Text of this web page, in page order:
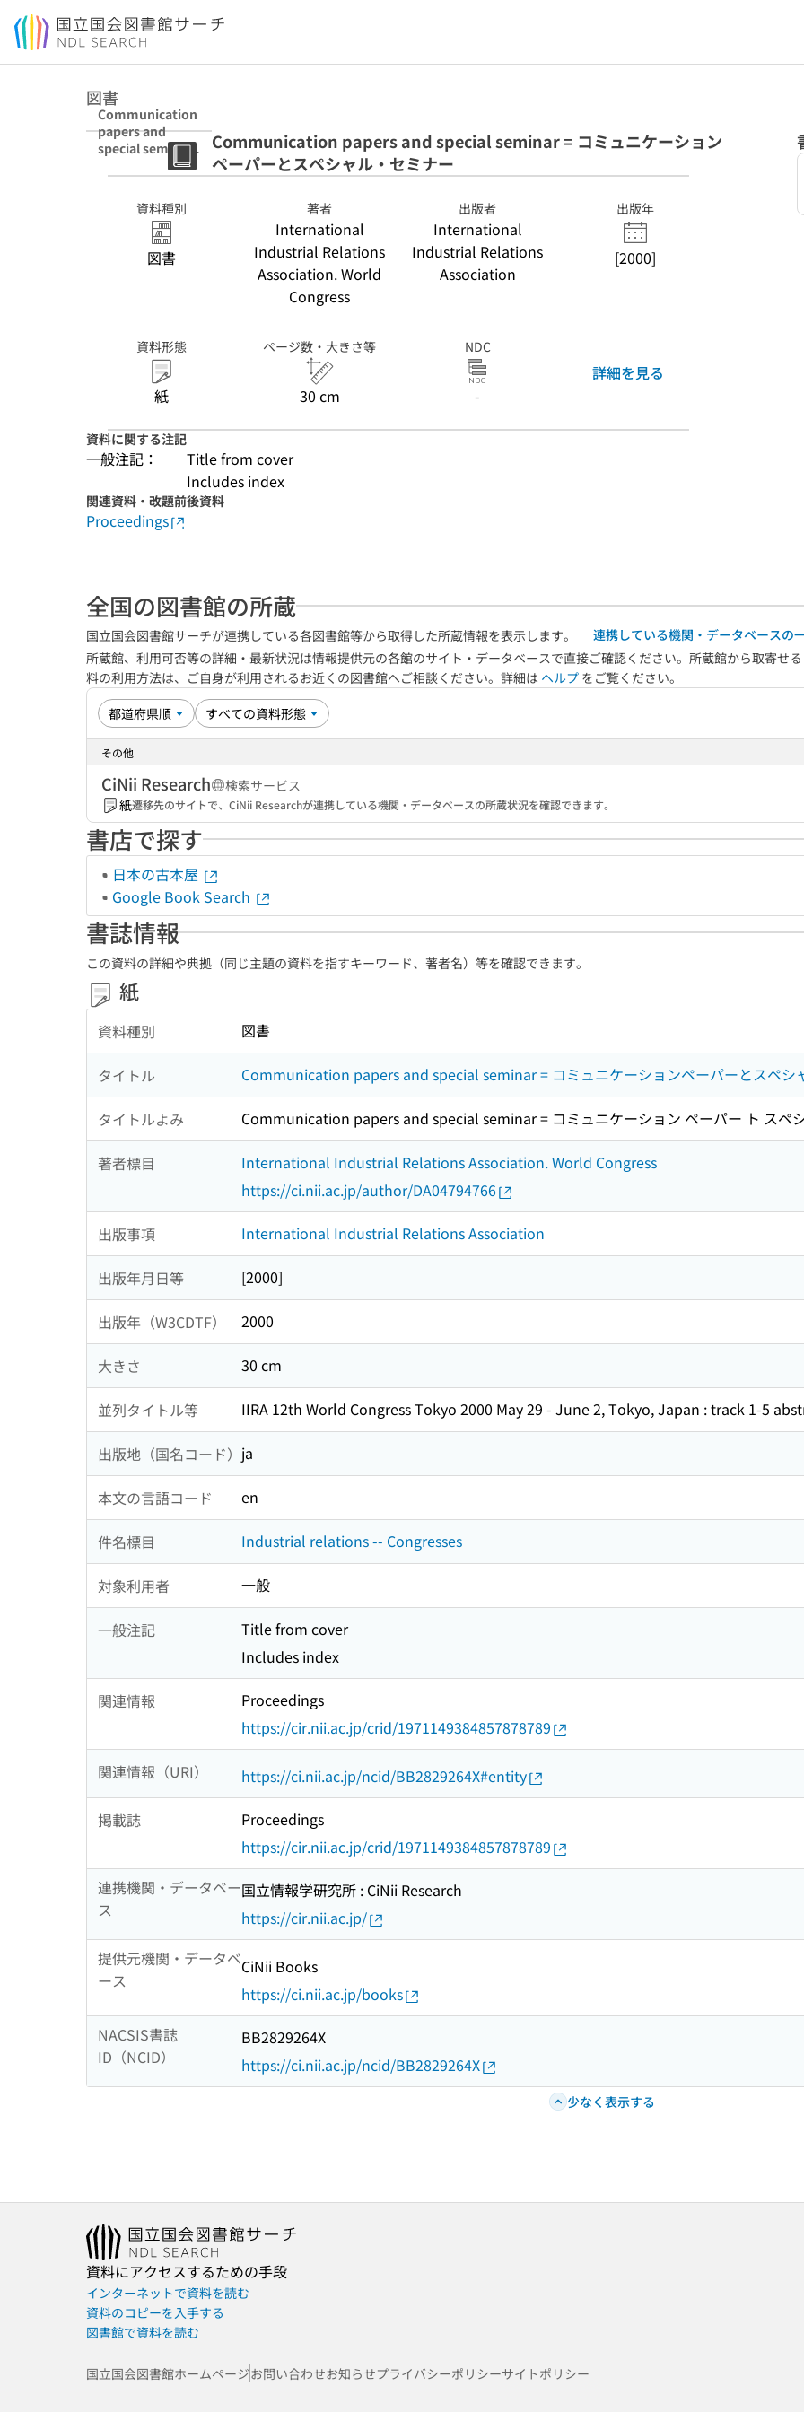
本文へ移動
図書
Communication
papers and
special seminar
= コミュニケーシ
ョンペーパーとス
ペシャル・セミナ
Communication papers and special seminar = コミュニケーション
ペーパーとスペシャル・セミナー
資料種別
図書
著者
International
Industrial Relations
Association. World
Congress
出版者
International
Industrial Relations
Association
出版年
[2000]
資料形態
紙
ページ数・大きさ等
30 cm
NDC
-
詳細を見る
資料に関する注記
一般注記：
Title from cover
Includes index
関連資料・改題前後資料
Proceedings
全国の図書館の所蔵
国立国会図書館サーチが連携している各図書館等から取得した所蔵情報を表示します。
連携している機関・データベースの
所蔵館、利用可否等の詳細・最新状況は情報提供元の各館のサイト・データベースで直接ご確認ください。所蔵館から取寄せ
料の利用方法は、ご自身が利用されるお近くの図書館へご相談ください。詳細は ヘルプ をご覧ください。
その他
CiNii Research
検索サービス
紙遷移先のサイトで、CiNii Researchが連携している機関・データベースの所蔵状況を確認できます。
書店で探す
日本の古本屋
Google Book Search
書誌情報
この資料の詳細や典拠（同じ主題の資料を指すキーワード、著者名）等を確認できます。
紙
資料種別 図書
タイトル Communication papers and special seminar = コミュニケーションペーパーとスペシ
タイトルよみ Communication papers and special seminar = コミュニケーション ペーパー ト スペ
著者標目
International Industrial Relations Association. World Congress
https://ci.nii.ac.jp/author/DA04794766
出版事項 International Industrial Relations Association
出版年月日等 [2000]
出版年（W3CDTF） 2000
大きさ 30 cm
並列タイトル等 IIRA 12th World Congress Tokyo 2000 May 29 - June 2, Tokyo, Japan : track 1-5
出版地（国名コード） ja
本文の言語コード en
件名標目 Industrial relations -- Congresses
対象利用者 一般
一般注記
Title from cover
Includes index
関連情報
Proceedings
https://cir.nii.ac.jp/crid/1971149384857878789
関連情報（URI） https://ci.nii.ac.jp/ncid/BB2829264X#entity
掲載誌
Proceedings
https://cir.nii.ac.jp/crid/1971149384857878789
連携機関・データベー
ス
国立情報学研究所 : CiNii Research
https://cir.nii.ac.jp/
提供元機関・データベ
ース
CiNii Books
https://ci.nii.ac.jp/books
NACSIS書誌
ID（NCID）
BB2829264X
https://ci.nii.ac.jp/ncid/BB2829264X
少なく表示する
資料にアクセスするための手段
インターネットで資料を読む
資料のコピーを入手する
図書館で資料を読む
国立国会図書館ホームページお問い合わせお知らせプライバシーポリシーサイトポリシー